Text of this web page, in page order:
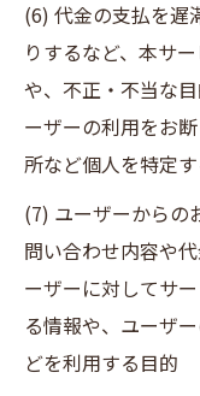
(6) 代金の支払を遅
りするなど、本サ
や、不正・不当な
ーザーの利用をお
所など個人を特定
(7) ユーザーからの
問い合わせ内容や
ーザーに対してサ
る情報や、ユーザ
どを利用する目的